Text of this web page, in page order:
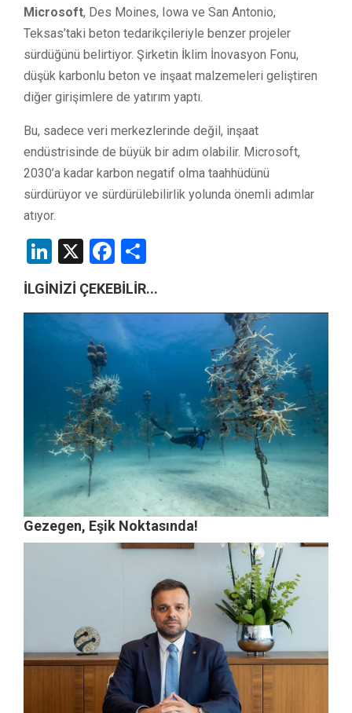
Microsoft, Des Moines, Iowa ve San Antonio,
Teksas’taki beton tedarikçileriyle benzer projeler
sürdüğünü belirtiyor. Şirketin İklim İnovasyon Fonu,
düşük karbonlu beton ve inşaat malzemeleri geliştiren
diğer girişimlere de yatırım yaptı.
Bu, sadece veri merkezlerinde değil, inşaat
endüstrisinde de büyük bir adım olabilir. Microsoft,
2030’a kadar karbon negatif olma taahhüdünü
sürdürüyor ve sürdürülebilirlik yolunda önemli adımlar
atıyor.
LinkedIn
X Facebook
İLGİNİZİ ÇEKEBİLİR...
Gezegen, Eşik Noktasında!